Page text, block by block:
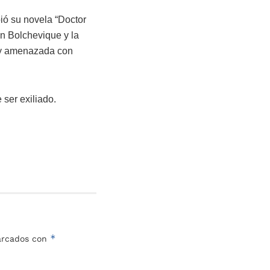
su novela “Doctor
Bolchevique y la
amenazada con
ser exiliado.
con *